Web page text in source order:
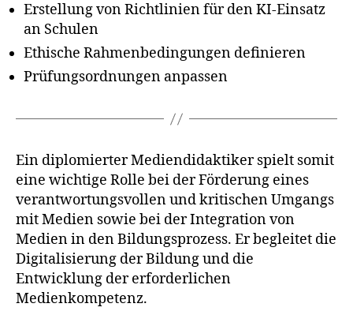
Erstellung von Richtlinien für den KI-Einsatz
an Schulen
Ethische Rahmenbedingungen definieren
Prüfungsordnungen anpassen
Ein diplomierter Mediendidaktiker spielt somit
eine wichtige Rolle bei der Förderung eines
verantwortungsvollen und kritischen Umgangs
mit Medien sowie bei der Integration von
Medien in den Bildungsprozess. Er begleitet die
Digitalisierung der Bildung und die
Entwicklung der erforderlichen
Medienkompetenz.